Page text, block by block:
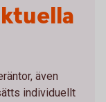
även
individuellt